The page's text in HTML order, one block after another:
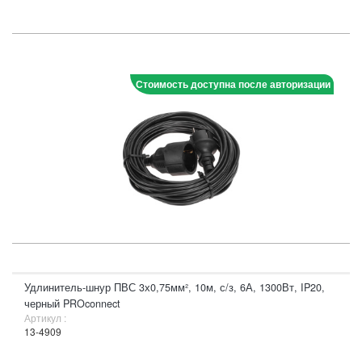
Стоимость доступна после авторизации
Удлинитель-шнур ПВС 3х0,75мм², 10м, с/з, 6А, 1300Вт, IP20,
черный PROconnect
Артикул :
13-4909